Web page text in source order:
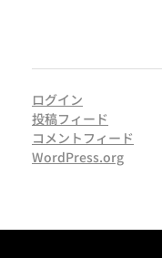
ログイン
投稿フィード
コメントフィード
WordPress.org